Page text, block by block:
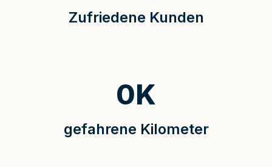
Zufriedene Kunden
gefahrene Kilometer
0K